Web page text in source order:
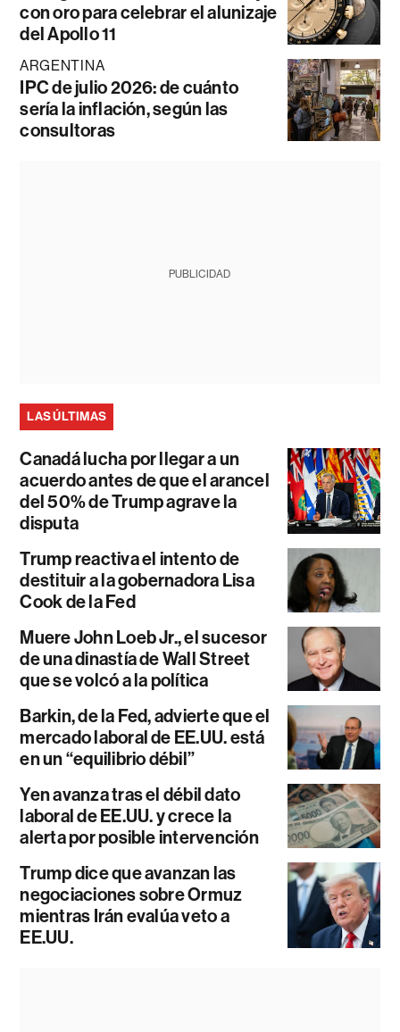
con oro para celebrar el alunizaje
del Apollo 11
ARGENTINA
IPC de julio 2026: de cuánto
sería la inflación, según las
consultoras
PUBLICIDAD
LAS ÚLTIMAS
Canadá lucha por llegar a un
acuerdo antes de que el arancel
del 50% de Trump agrave la
disputa
Trump reactiva el intento de
destituir a la gobernadora Lisa
Cook de la Fed
Muere John Loeb Jr., el sucesor
de una dinastía de Wall Street
que se volcó a la política
Barkin, de la Fed, advierte que el
mercado laboral de EE.UU. está
en un “equilibrio débil”
Yen avanza tras el débil dato
laboral de EE.UU. y crece la
alerta por posible intervención
Trump dice que avanzan las
negociaciones sobre Ormuz
mientras Irán evalúa veto a
EE.UU.